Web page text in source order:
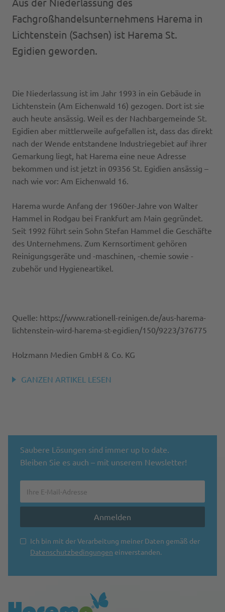
Cleany
DESI StandART
EVOLUTION
MoPo
Speed Cleaning
Fachgroßhandels­unternehmens Harema in
Lichtenstein (Sachsen) ist Harema St.
Egidien geworden.
Die Niederlassung ist im Jahr 1993 in ein Gebäude in
Lichtenstein (Am Eichenwald 16) gezogen. Dort ist sie
auch heute ansässig. Weil es der Nachbargemeinde St.
Egidien aber mittlerweile aufgefallen ist, dass das direkt
nach der Wende entstandene Industriegebiet auf ihrer
Gemarkung liegt, hat Harema eine neue Adresse
bekommen und ist jetzt in 09356 St. Egidien ansässig –
nach wie vor: Am Eichenwald 16.
Harema wurde Anfang der 1960er-Jahre von Walter
Hammel in Rodgau bei Frankfurt am Main gegründet.
Seit 1992 führt sein Sohn Stefan Hammel die Geschäfte
des Unternehmens. Zum Kernsortiment gehören
Reinigungsgeräte und -maschinen, -chemie sowie -
zubehör und Hygieneartikel.
Quelle: https://www.rationell-reinigen.de/aus-harema-
lichtenstein-wird-harema-st-egidien/150/9223/376775
Holzmann Medien GmbH & Co. KG
GANZEN ARTIKEL LESEN
Saubere Lösungen sind immer up to date.
Bleiben Sie es auch – mit unserem Newsletter!
Ich bin mit der Verarbeitung meiner Daten gemäß der
Datenschutzbedingungen einverstanden.